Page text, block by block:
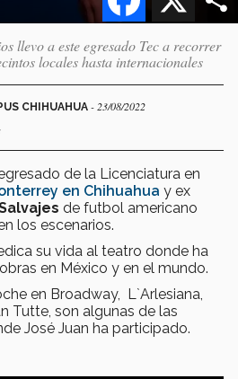
llevo a este egresado Tec a recorrer
locales hasta internacionales
CHIHUAHUA - 23/08/2022
de la Licenciatura en
en Chihuahua y ex
de futbol americano
los escenarios.
su vida al teatro donde ha
en México y en el mundo.
en Broadway, L`Arlesiana,
Tutte, son algunas de las
José Juan ha participado.